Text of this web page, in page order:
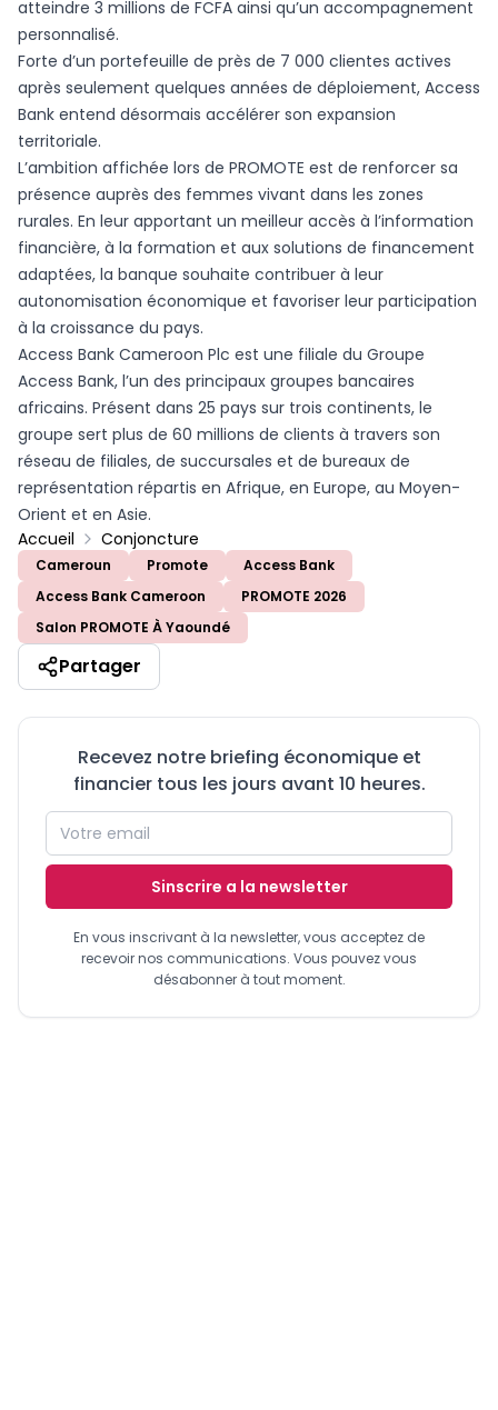
atteindre 3 millions de FCFA ainsi qu’un accompagnement
personnalisé.
Forte d’un portefeuille de près de 7 000 clientes actives
après seulement quelques années de déploiement, Access
Bank entend désormais accélérer son expansion
territoriale.
L’ambition affichée lors de PROMOTE est de renforcer sa
présence auprès des femmes vivant dans les zones
rurales. En leur apportant un meilleur accès à l’information
financière, à la formation et aux solutions de financement
adaptées, la banque souhaite contribuer à leur
autonomisation économique et favoriser leur participation
à la croissance du pays.
Access Bank Cameroon Plc est une filiale du Groupe
Access Bank, l’un des principaux groupes bancaires
africains. Présent dans 25 pays sur trois continents, le
groupe sert plus de 60 millions de clients à travers son
réseau de filiales, de succursales et de bureaux de
représentation répartis en Afrique, en Europe, au Moyen-
Orient et en Asie.
Accueil
Conjoncture
Cameroun Promote
Access Bank
Access Bank Cameroon
PROMOTE 2026
Salon PROMOTE À Yaoundé
Partager
Recevez notre briefing économique et
financier tous les jours avant 10 heures.
Sinscrire a la newsletter
En vous inscrivant à la newsletter, vous acceptez de
recevoir nos communications. Vous pouvez vous
désabonner à tout moment.